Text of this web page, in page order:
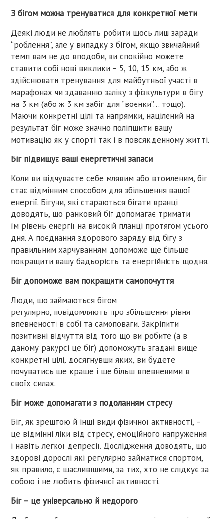
З бігом можна тренуватися для конкретної мети
Деякі люди не люблять робити щось лиш заради
“роблення”, але у випадку з бігом, якщо звичайний
темп вам не до вподоби, ви спокійно можете
ставити собі нові виклики – 5, 10, 15 км, або ж
здійснювати тренування для майбутньої участі в
марафонах чи здаванню заліку з фізкультури в бігу
на 3 км (або ж 3 км забіг для “воєнки”… тощо).
Маючи конкретні цілі та напрямки, націлений на
результат біг може значно поліпшити вашу
мотивацію як у спорті так і в повсякденному житті.
Біг підвищує ваші енергетичні запаси
Коли ви відчуваєте себе млявим або втомленим, біг
стає відмінним способом для збільшення вашої
енергії. Бігуни, які стараються бігати вранці
доводять, що ранковий біг допомагає тримати
їм рівень енергії на високій планці протягом усього
дня. А поєднання здорового заряду від бігу з
правильним харчуванням допоможе ще більше
покращити вашу бадьорість та енергійність щодня.
Біг допоможе вам покращити самопочуття
Люди, що займаються бігом
регулярно, повідомляють про збільшення рівня
впевненості в собі та самоповаги. Закріпити
позитивні відчуття від того що ви робите (а в
даному ракурсі це біг) допоможуть згадані вище
конкретні цілі, досягнувши яких, ви будете
почуватись ще краще і ще більш впевненими в
своїх силах.
Біг може допомагати з подоланням стресу
Біг, як зрештою й інші види фізичної активності, –
це відмінні ліки від стресу, емоційного напруження
і навіть легкої депресії. Дослідження доводять, що
здорові дорослі які регулярно займатися спортом,
як правило, є щасливішими, за тих, хто не слідкує за
собою і не любить фізичної активності.
Біг – це універсально й недорого